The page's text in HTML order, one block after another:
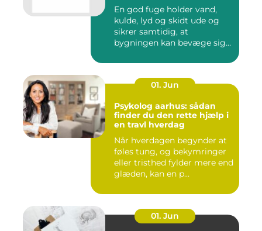
En god fuge holder vand,
kulde, lyd og skidt ude og
sikrer samtidig, at
bygningen kan bevæge sig
01. Jun
Psykolog aarhus: sådan
finder du den rette hjælp i
en travl hverdag
Når hverdagen begynder at
føles tung, og bekymringer
eller tristhed fylder mere end
glæden, kan en p...
01. Jun